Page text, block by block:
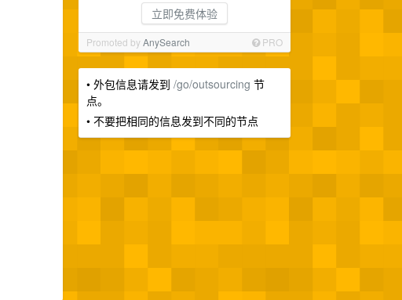
立即免费体验
Promoted byAnySearch PRO
• 外包信息请发到 /go/outsourcing 节
点。
• 不要把相同的信息发到不同的节点